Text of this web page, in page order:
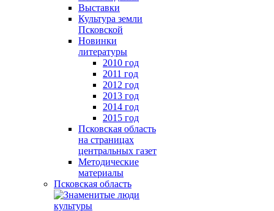
Выставки
Культура земли
Псковской
Новинки
литературы
2010 год
2011 год
2012 год
2013 год
2014 год
2015 год
Псковская область
на страницах
центральных газет
Методические
материалы
Псковская область